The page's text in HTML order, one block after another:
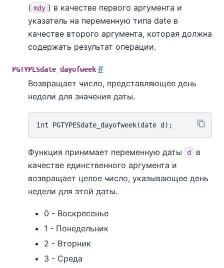
( mdy ) в качестве первого аргумента и
указатель на переменную типа date в
качестве второго аргумента, которая должна
содержать результат операции.
PGTYPESdate_dayofweek #
Возвращает число, представляющее день
недели для значения даты.
Функция принимает переменную даты d
в
качестве единственного аргумента и
возвращает целое число, указывающее день
недели для этой даты.
0 - Воскресенье
1 - Понедельник
2 - Вторник
3 - Среда